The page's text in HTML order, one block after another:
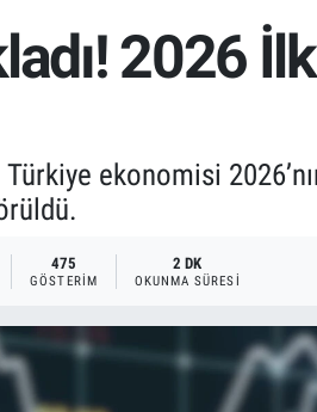
2026
ekonomisi
475
GÖSTERIM
2 DK
OKUNMA SÜRESI